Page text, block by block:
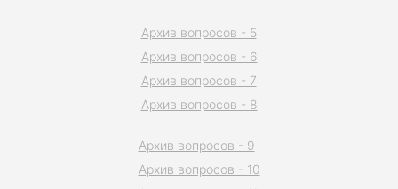
Архив вопросов - 5
Архив вопросов - 6
Архив вопросов - 7
Архив вопросов - 8
Архив вопросов - 9
Архив вопросов - 10